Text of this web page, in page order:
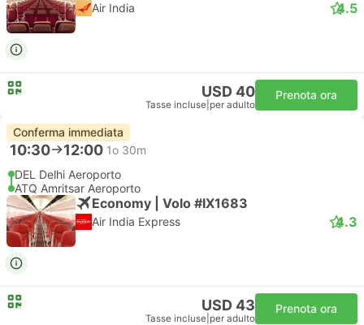
Air India 4.5
USD 40
Tasse incluse per adulto
Prenota ora
Conferma immediata
10:30 12:00 1o 30m
DEL Delhi Aeroporto
ATQ Amritsar Aeroporto
Economy | Volo #IX1683
Air India Express 4.3
USD 43
Tasse incluse per adulto
Prenota ora